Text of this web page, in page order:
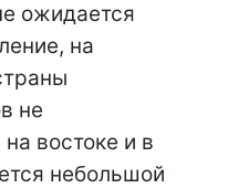
ожидается
на
не
востоке и в
небольшой